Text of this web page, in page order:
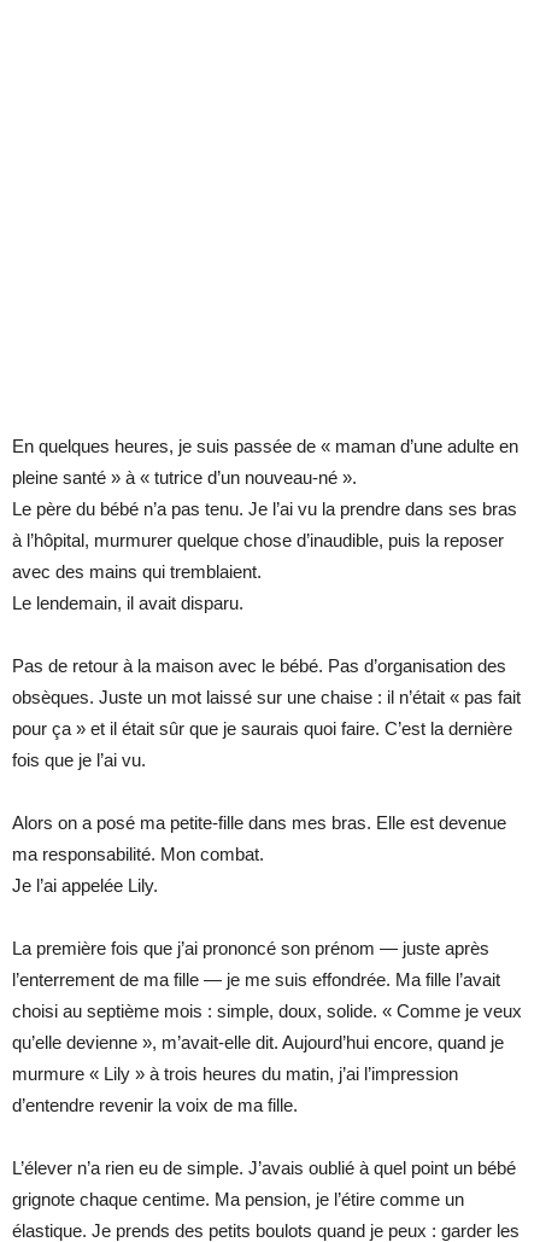
En quelques heures, je suis passée de « maman d’une adulte en
pleine santé » à « tutrice d’un nouveau-né ».
Le père du bébé n’a pas tenu. Je l’ai vu la prendre dans ses bras
à l’hôpital, murmurer quelque chose d’inaudible, puis la reposer
avec des mains qui tremblaient.
Le lendemain, il avait disparu.
Pas de retour à la maison avec le bébé. Pas d’organisation des
obsèques. Juste un mot laissé sur une chaise : il n’était « pas fait
pour ça » et il était sûr que je saurais quoi faire. C’est la dernière
fois que je l’ai vu.
Alors on a posé ma petite-fille dans mes bras. Elle est devenue
ma responsabilité. Mon combat.
Je l’ai appelée Lily.
La première fois que j’ai prononcé son prénom — juste après
l’enterrement de ma fille — je me suis effondrée. Ma fille l’avait
choisi au septième mois : simple, doux, solide. « Comme je veux
qu’elle devienne », m’avait-elle dit. Aujourd’hui encore, quand je
murmure « Lily » à trois heures du matin, j’ai l’impression
d’entendre revenir la voix de ma fille.
L’élever n’a rien eu de simple. J’avais oublié à quel point un bébé
grignote chaque centime. Ma pension, je l’étire comme un
élastique. Je prends des petits boulots quand je peux : garder les